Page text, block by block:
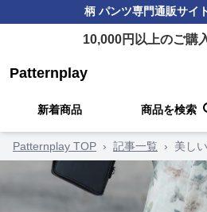
柄 パンツ専門通販サイ
10,000円以上のご購
Patternplay
新着商品 商品を検索
Patternplay TOP › 記事一覧 › 美し